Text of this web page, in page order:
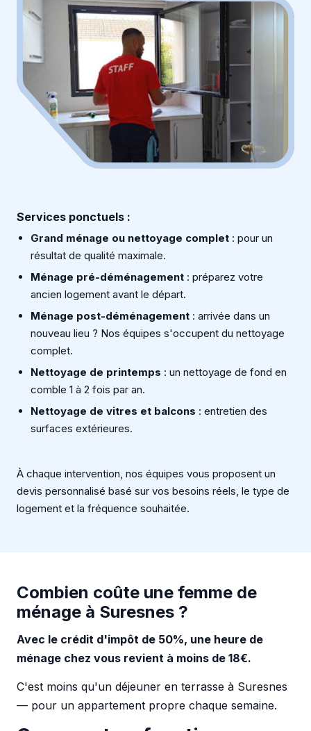
Services ponctuels :
Grand ménage ou nettoyage complet : pour un
résultat de qualité maximale.
Ménage pré-déménagement : préparez votre
ancien logement avant le départ.
Ménage post-déménagement : arrivée dans un
nouveau lieu ? Nos équipes s'occupent du nettoyage
complet.
Nettoyage de printemps : un nettoyage de fond en
comble 1 à 2 fois par an.
Nettoyage de vitres et balcons : entretien des
surfaces extérieures.
À chaque intervention, nos équipes vous proposent un
devis personnalisé basé sur vos besoins réels, le type de
logement et la fréquence souhaitée.
Combien coûte une femme de
ménage à Suresnes ?
Avec le crédit d'impôt de 50%, une heure de
ménage chez vous revient à moins de 18€.
C'est moins qu'un déjeuner en terrasse à Suresnes
— pour un appartement propre chaque semaine.